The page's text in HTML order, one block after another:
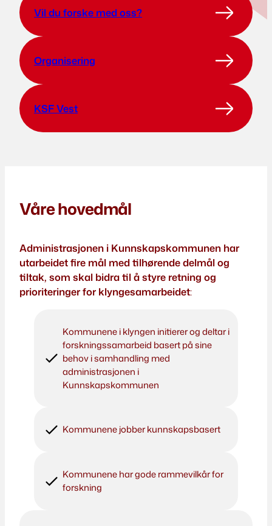
Vil du forske med oss?
Organisering
KSF Vest
Våre hovedmål
Administrasjonen i Kunnskapskommunen har
utarbeidet fire mål med tilhørende delmål og
tiltak, som skal bidra til å styre retning og
prioriteringer for klyngesamarbeidet:
Kommunene i klyngen initierer og deltar i
forskningssamarbeid basert på sine
behov i samhandling med
administrasjonen i
Kunnskapskommunen
Kommunene jobber kunnskapsbasert
Kommunene har gode rammevilkår for
forskning